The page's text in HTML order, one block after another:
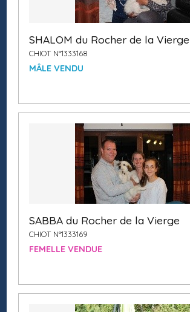
SHALOM du Rocher de la Vierge
CHIOT N°1333168
MÂLE VENDU
SABBA du Rocher de la Vierge
CHIOT N°1333169
FEMELLE VENDUE